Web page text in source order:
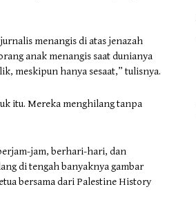
menangis di atas jenazah
anak menangis saat dunianya
meskipun hanya sesaat,” tulisnya.
itu. Mereka menghilang tanpa
jam, berhari-hari, dan
di tengah banyaknya gambar
bersama dari Palestine History